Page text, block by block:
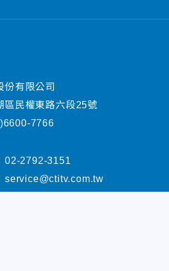
份有限公司
區民權東路六段25號
7766
02-2792-3151
service@ctitv.com.tw